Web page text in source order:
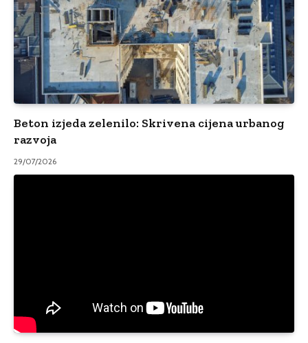
Beton izjeda zelenilo: Skrivena cijena urbanog
razvoja
29/07/2026